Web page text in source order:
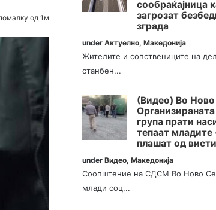
од 1м
сообраќајница
загрозат
зграда
underАктуелно,Македонија
Жителите и сопствениците на
станбен...
(Видео) Во
група прати
тепаат младите
плашат од
underВидео,Македонија
Соопштение на СДСМ Во Ново
млади соц...